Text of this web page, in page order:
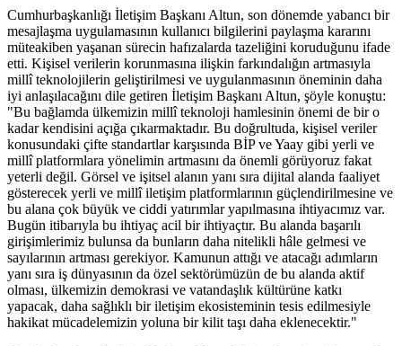
Cumhurbaşkanlığı İletişim Başkanı Altun, son dönemde yabancı bir
mesajlaşma uygulamasının kullanıcı bilgilerini paylaşma kararını
müteakiben yaşanan sürecin hafızalarda tazeliğini koruduğunu ifade
etti. Kişisel verilerin korunmasına ilişkin farkındalığın artmasıyla
millî teknolojilerin geliştirilmesi ve uygulanmasının öneminin daha
iyi anlaşılacağını dile getiren İletişim Başkanı Altun, şöyle konuştu:
"Bu bağlamda ülkemizin millî teknoloji hamlesinin önemi de bir o
kadar kendisini açığa çıkarmaktadır. Bu doğrultuda, kişisel veriler
konusundaki çifte standartlar karşısında BİP ve Yaay gibi yerli ve
millî platformlara yönelimin artmasını da önemli görüyoruz fakat
yeterli değil. Görsel ve işitsel alanın yanı sıra dijital alanda faaliyet
gösterecek yerli ve millî iletişim platformlarının güçlendirilmesine ve
bu alana çok büyük ve ciddi yatırımlar yapılmasına ihtiyacımız var.
Bugün itibarıyla bu ihtiyaç acil bir ihtiyaçtır. Bu alanda başarılı
girişimlerimiz bulunsa da bunların daha nitelikli hâle gelmesi ve
sayılarının artması gerekiyor. Kamunun attığı ve atacağı adımların
yanı sıra iş dünyasının da özel sektörümüzün de bu alanda aktif
olması, ülkemizin demokrasi ve vatandaşlık kültürüne katkı
yapacak, daha sağlıklı bir iletişim ekosisteminin tesis edilmesiyle
hakikat mücadelemizin yoluna bir kilit taşı daha eklenecektir."